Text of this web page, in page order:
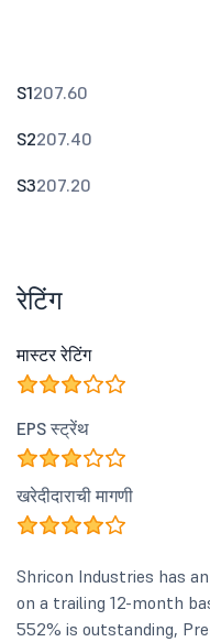
S1207.60
S2207.40
S3207.20
रेटिंग
मास्टर रेटिंग
EPS स्ट्रेंथ
खरेदीदाराची मागणी
Shricon Industries has
on a trailing 12-month
552% is outstanding,